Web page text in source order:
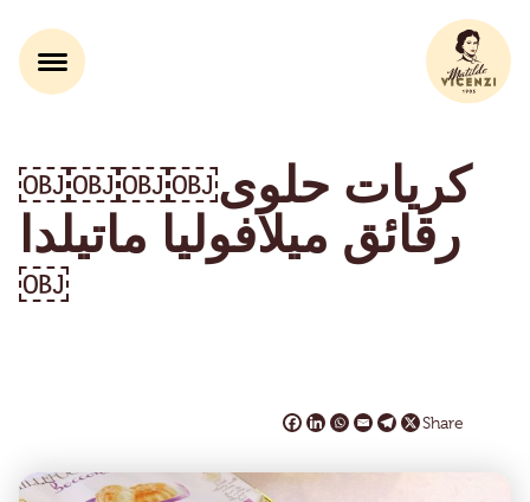
كريات حلوى￼￼￼￼
رقائق ميلافوليا ماتيلدا
￼
Share